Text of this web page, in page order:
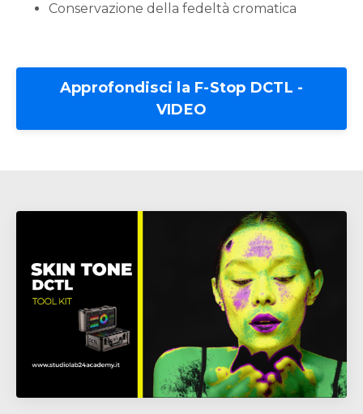
Conservazione della fedeltà cromatica
Approfondisci la F-Stop DCTL -
VIDEO